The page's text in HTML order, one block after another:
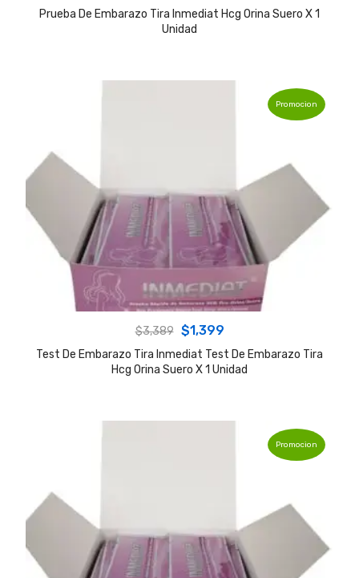
price
was:
price
Prueba De Embarazo Tira Inmediat Hcg Orina Suero X 1
Unidad
Promocion
$3,389 Original
price
was:
$1,399Current
price
is:
Test De Embarazo Tira Inmediat Test De Embarazo Tira
Hcg Orina Suero X 1 Unidad
Promocion